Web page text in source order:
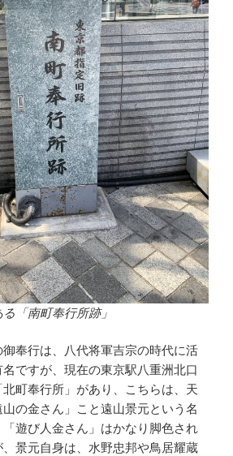
「南町奉行所跡」
奉行は、八代将軍吉宗の時代に活
ですが、現在の東京駅八重洲北口
町奉行所」があり、こちらは、天
の金さん」こと遠山景元という名
遊び人金さん」はかなり脚色され
景元自身は、水野忠邦や鳥居耀蔵